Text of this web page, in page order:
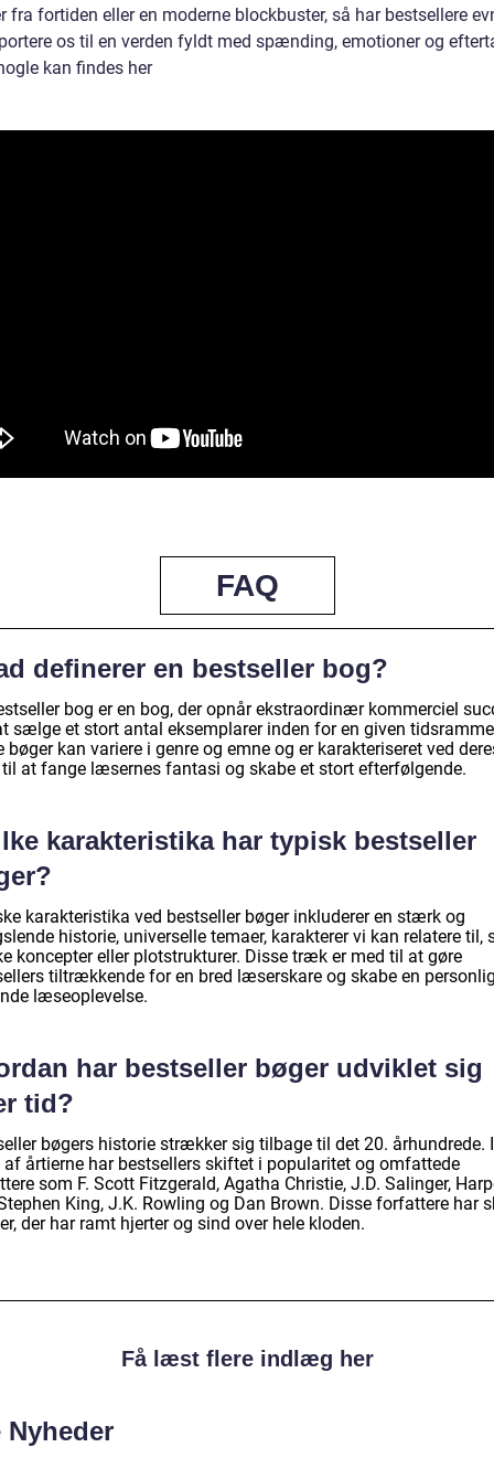
fra fortiden eller en moderne blockbuster, så har bestsellere
os til en verden fyldt med spænding, emotioner og
kan findes her
FAQ
definerer en bestseller bog?
bog er en bog, der opnår ekstraordinær kommerciel
sælge et stort antal eksemplarer inden for en given
bøger kan variere i genre og emne og er karakteriseret ved
til at fange læsernes fantasi og skabe et stort efterfølgende.
karakteristika har typisk bestseller
karakteristika ved bestseller bøger inkluderer en stærk og
historie, universelle temaer, karakterer vi kan relatere til,
koncepter eller plotstrukturer. Disse træk er med til at gøre
tiltrækkende for en bred læserskare og skabe en
læseoplevelse.
har bestseller bøger udviklet sig
tid?
bøgers historie strækker sig tilbage til det 20. århundrede. I
af årtierne har bestsellers skiftet i popularitet og omfattede
som F. Scott Fitzgerald, Agatha Christie, J.D. Salinger,
King, J.K. Rowling og Dan Brown. Disse forfattere har
der har ramt hjerter og sind over hele kloden.
Få læst flere indlæg her
Nyheder